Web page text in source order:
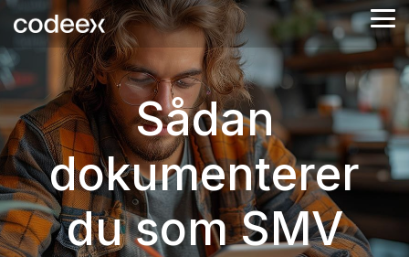
Skip
to
the
main
content.
Sådan
dokumenterer
du som SMV